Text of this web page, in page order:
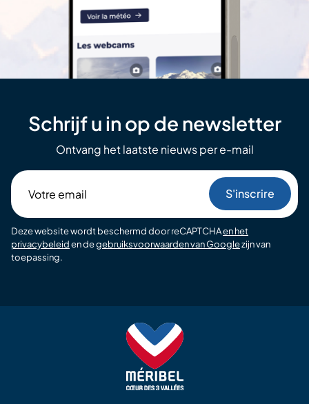
Schrijf u in op de newsletter
Ontvang het laatste nieuws per e-mail
email
Deze website wordt beschermd door reCAPTCHAen het
privacybeleiden degebruiksvoorwaarden van Googlezijn van
toepassing.